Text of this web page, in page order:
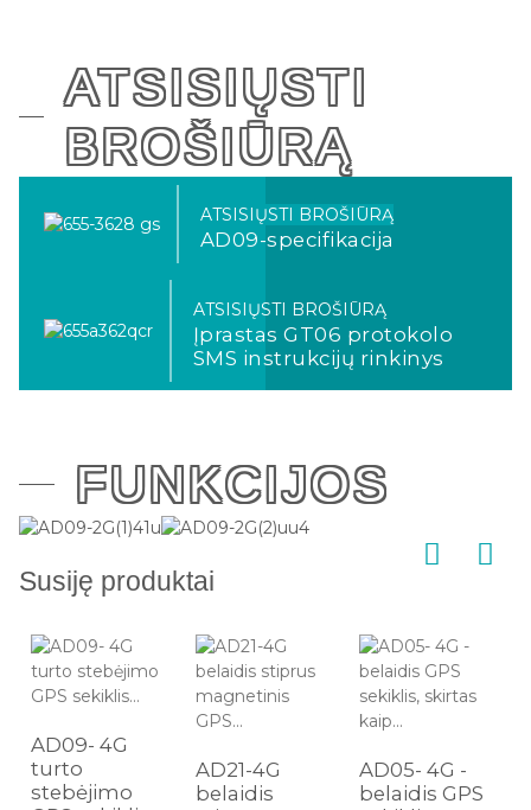
ATSISIŲSTI
BROŠIŪRĄ
ATSISIŲSTI BROŠIŪRĄ
AD09-specifikacija
ATSISIŲSTI BROŠIŪRĄ
Įprastas GT06 protokolo
SMS instrukcijų rinkinys
FUNKCIJOS
Susiję produktai
AD09- 4G
turto
stebėjimo
AD21-4G
belaidis
AD05- 4G -
belaidis GPS